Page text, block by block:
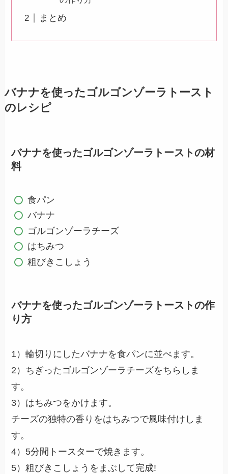
まとめ
バナナを使ったゴルゴンゾーラトースト
のレシピ
バナナを使ったゴルゴンゾーラトーストの材
料
食パン
バナナ
ゴルゴンゾーラチーズ
はちみつ
粗びきこしょう
バナナを使ったゴルゴンゾーラトーストの作
り方
1）輪切りにしたバナナを食パンに並べます。
2）ちぎったゴルゴンゾーラチーズをちらしま
す。
3）はちみつをかけます。
チーズの独特の香りをはちみつで風味付けしま
す。
4）5分間トースターで焼きます。
5）粗びきこしょうをまぶして完成!